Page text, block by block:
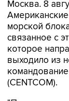
морской
связанное с
которое
выходило из
(CENTCOM).
"По состоянию